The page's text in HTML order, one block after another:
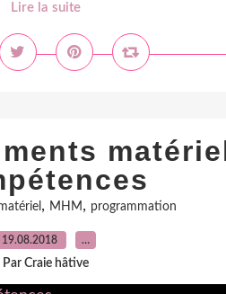
Lire la suite
, MHM , programmation
19.08.2018 …
Par Craie hâtive